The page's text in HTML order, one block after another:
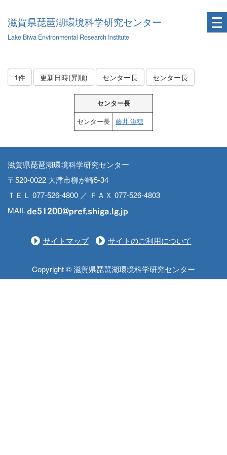
滋賀県琵琶湖環境科学研究センター
Lake Biwa Environmental Research Institute
1件 更新日時(昇順) センター長 センター長
センター長
センター長
藤井 滋穂
滋賀県琵琶湖環境科学研究センター
〒520-0022 大津市柳が崎5-34
ＴＥＬ 077-526-4800 ／ ＦＡＸ 077-526-4803
MAIL
サイトマップ サイトのご利用について
Copyright © 滋賀県琵琶湖環境科学研究センター